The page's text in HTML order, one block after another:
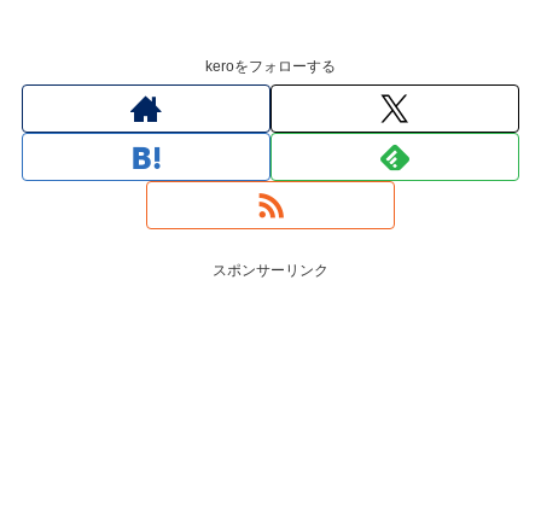
keroをフォローする
スポンサーリンク